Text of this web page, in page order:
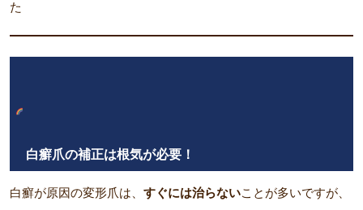
た
白癬爪の補正は根気が必要！
白癬が原因の変形爪は、 すぐには治らないことが多いですが、